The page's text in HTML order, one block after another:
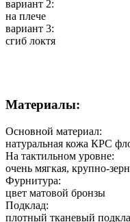
вариант 2:
на плече
вариант 3:
сгиб локтя
Материалы:
Основной материал:
натуральная кожа КРС
На тактильном уровне:
очень мягкая, крупно-
Фурнитура:
цвет матовой бронзы
Подклад:
плотный тканевый